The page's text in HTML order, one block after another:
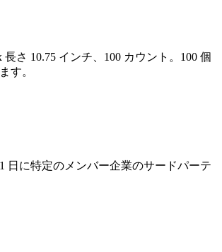
さ 10.75 インチ、100 カウント。100 個
す。
日に特定のメンバー企業のサードパーテ